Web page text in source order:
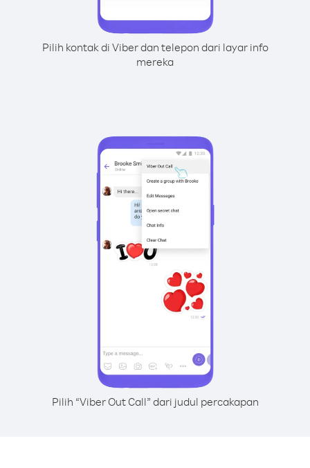
Pilih kontak di Viber dan telepon dari layar info
mereka
Pilih “Viber Out Call” dari judul percakapan